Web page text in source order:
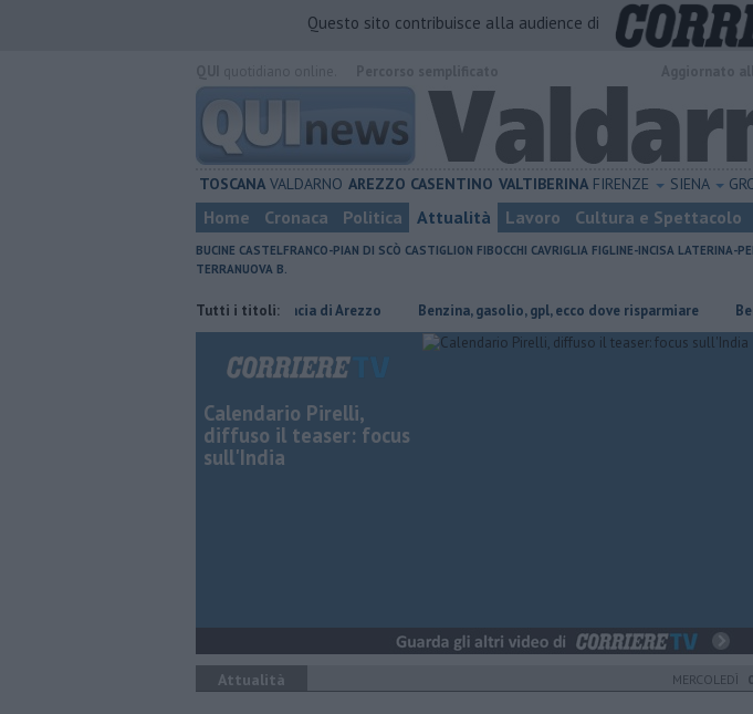
Questo sito contribuisce alla audience di
TOSCANA VALDARNO AREZZO CASENTINO VALTIBERINA FIRENZE SIENA
Home Cronaca Politica Attualità Lavoro Cultura e Spettacolo
BUCINE CASTELFRANCO-PIAN DI SCÒ CASTIGLION FIBOCCHI CAVRIGLIA FIGLINE-INCISA LATERINA-
TERRANUOVA B.
Tutti i titoli:
​Tutte le offerte di lavoro in provincia di Arezzo ​Benzina, gasolio, gpl, ecco dove risparmiare ​Benzina,
Calendario Pirelli,
diffuso il teaser: focus
sull'India
Attualità MERCOLEDÌ